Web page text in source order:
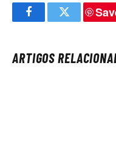
FacebookTwitter
ARTIGOS